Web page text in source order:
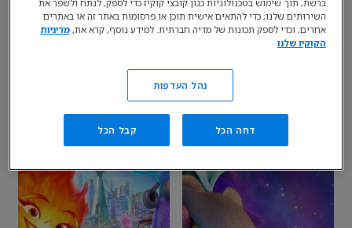
אדומה אש
ברשת, תוך שימוש בטכנולוגיות כגון קובצי קוקיז כדי לספק, לנתח ולשפר את
השירותים שלנו; כדי להתאים אישית תוכן או פרסומות באתר זה או באתרים
אחרים; וכדי לספק תכונות של מדיה חברתית. למידע נוסף, קרא את,מדיניות
הקוקיז שלנו.
נהל העדפות
דחה הכל קבל הכל